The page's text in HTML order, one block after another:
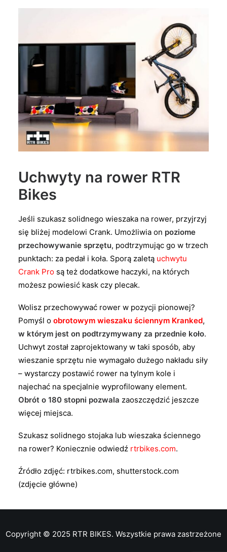
Uchwyty na rower RTR
Bikes
Jeśli szukasz solidnego wieszaka na rower, przyjrzyj
się bliżej modelowi Crank. Umożliwia on poziome
przechowywanie sprzętu, podtrzymując go w trzech
punktach: za pedał i koła. Sporą zaletą uchwytu
Crank Pro są też dodatkowe haczyki, na których
możesz powiesić kask czy plecak.
Wolisz przechowywać rower w pozycji pionowej?
Pomyśl o obrotowym wieszaku ściennym Kranked,
w którym jest on podtrzymywany za przednie koło.
Uchwyt został zaprojektowany w taki sposób, aby
wieszanie sprzętu nie wymagało dużego nakładu siły
– wystarczy postawić rower na tylnym kole i
najechać na specjalnie wyprofilowany element.
Obrót o 180 stopni pozwala zaoszczędzić jeszcze
więcej miejsca.
Szukasz solidnego stojaka lub wieszaka ściennego
na rower? Koniecznie odwiedź rtrbikes.com.
Źródło zdjęć: rtrbikes.com, shutterstock.com
(zdjęcie główne)
Copyright © 2025 RTR BIKES. Wszystkie prawa zastrzeżone